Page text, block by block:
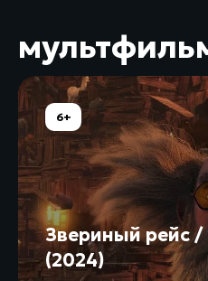
6+
Звериный рейс /
(2024)